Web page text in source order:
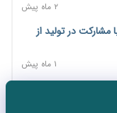
رسمی ایران/«روز ملی
۲ روز پیش
۲ ماه پیش
مشارکت در تولید از
۱ ماه پیش